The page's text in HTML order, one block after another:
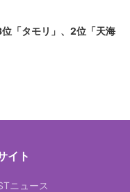
「タモリ」、2位「天海
イト
ニュース